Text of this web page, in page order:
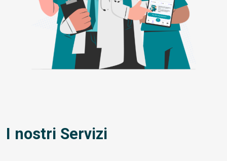
I nostri Servizi